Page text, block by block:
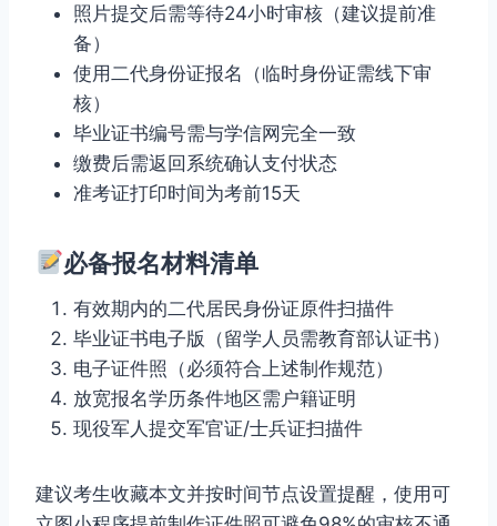
照片提交后需等待24小时审核（建议提前准
备）
使用二代身份证报名（临时身份证需线下审
核）
毕业证书编号需与学信网完全一致
缴费后需返回系统确认支付状态
准考证打印时间为考前15天
必备报名材料清单
有效期内的二代居民身份证原件扫描件
毕业证书电子版（留学人员需教育部认证书）
电子证件照（必须符合上述制作规范）
放宽报名学历条件地区需户籍证明
现役军人提交军官证/士兵证扫描件
建议考生收藏本文并按时间节点设置提醒，使用可